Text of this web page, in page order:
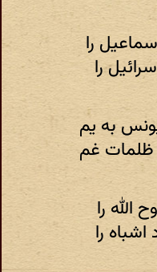
را
را
به یم
ظلمات غم
الله را
اشباه را